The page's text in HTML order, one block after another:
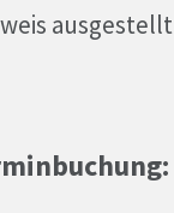
ausgestellt